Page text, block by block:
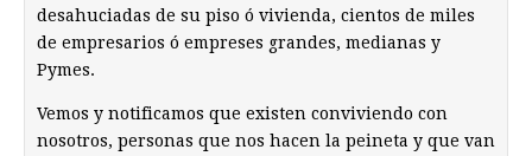
desahuciadas de su piso ó vivienda, cientos de miles
de empresarios ó empreses grandes, medianas y
Pymes.
Vemos y notificamos que existen conviviendo con
nosotros, personas que nos hacen la peineta y que van